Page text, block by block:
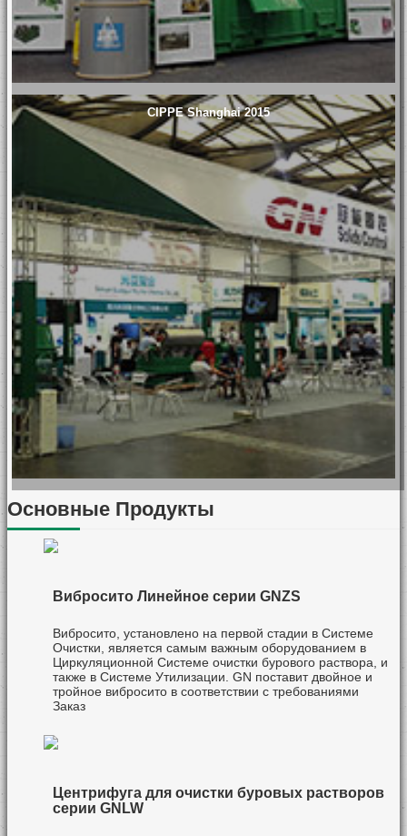
GN 2008-2026:
Focus on
Separation
CIPPE Shanghai 2015
Основные Продукты
Вибросито Линейное серии GNZS
Вибросито, установлено на первой стадии в Системе
Очистки, является самым важным оборудованием в
Циркуляционной Системе очистки бурового раствора, и
также в Системе Утилизации. GN поставит двойное и
тройное вибросито в соответствии с требованиями
Заказ
Центрифуга для очистки буровых растворов
серии GNLW